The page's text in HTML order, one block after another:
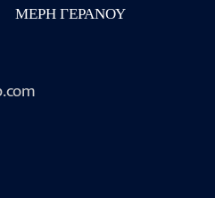
ΜΈΡΗ ΓΕΡΑΝΟΎ